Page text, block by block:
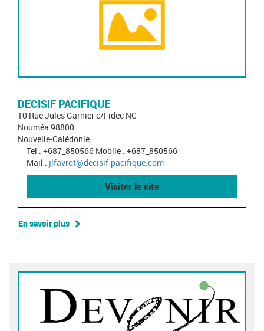
DECISIF PACIFIQUE
10 Rue Jules Garnier c/Fidec NC
Nouméa 98800
Nouvelle-Calédonie
Tel : +687_850566 Mobile : +687_850566
Mail : jlfavrot@decisif-pacifique.com
Visiter le site
En savoir plus